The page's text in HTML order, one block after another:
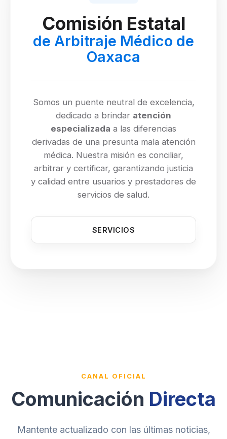
Comisión Estatal
de Arbitraje Médico de
Oaxaca
Somos un puente neutral de excelencia,
dedicado a brindar atención
especializada a las diferencias
derivadas de una presunta mala atención
médica. Nuestra misión es conciliar,
arbitrar y certificar, garantizando justicia
y calidad entre usuarios y prestadores de
servicios de salud.
SERVICIOS
CANAL OFICIAL
Comunicación Directa
Mantente actualizado con las últimas noticias,